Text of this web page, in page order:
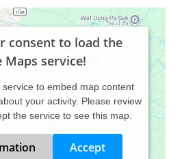
consent to load the
Maps service!
to embed map content
your activity. Please review
the service to see this map.
Accept